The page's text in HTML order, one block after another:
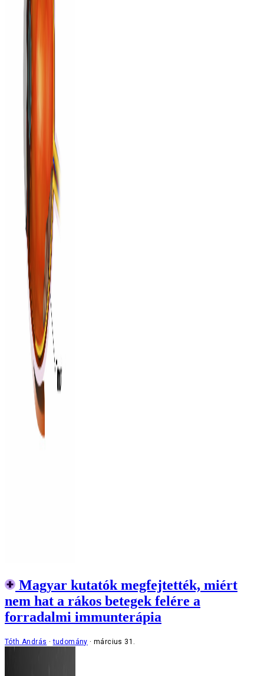
Magyar kutatók megfejtették, miért
nem hat a rákos betegek felére a
forradalmi immunterápia
Tóth András tudomány március 31.